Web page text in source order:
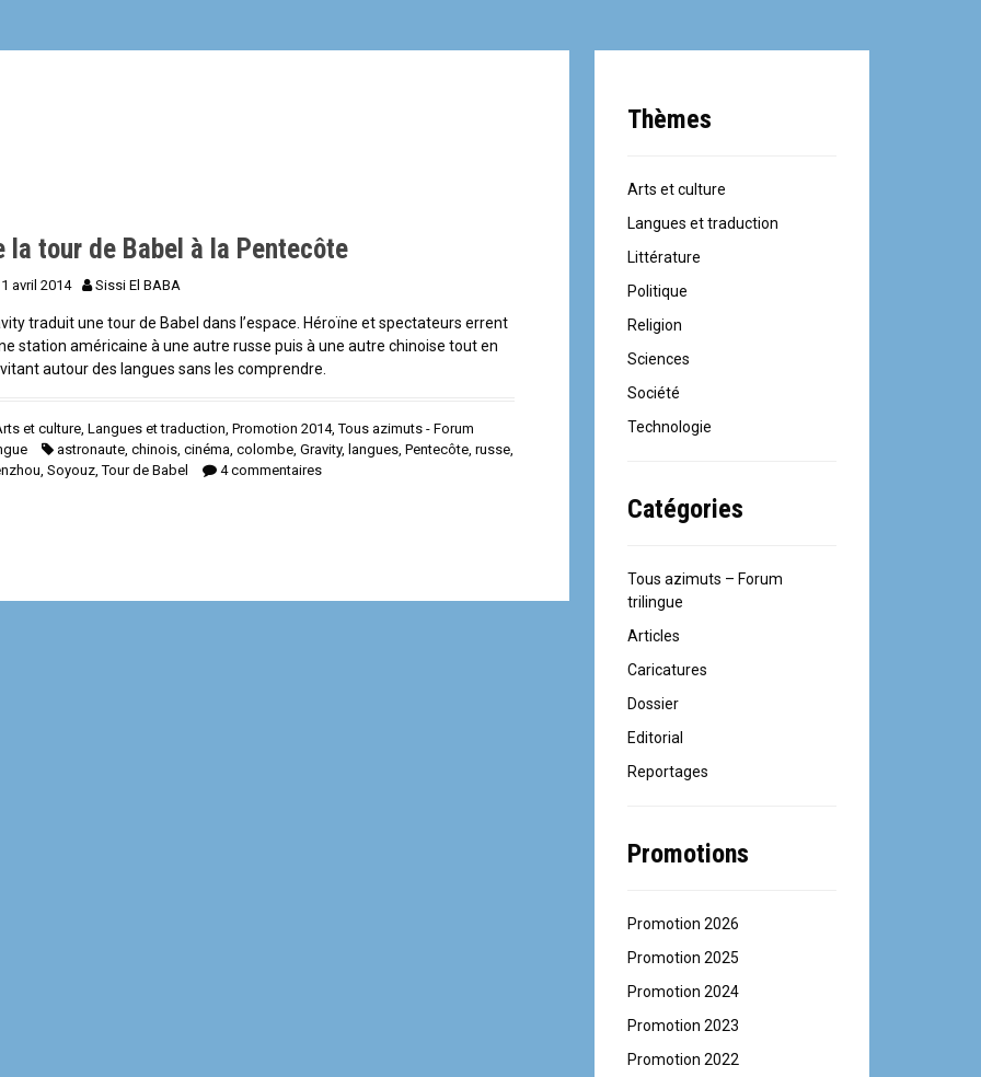
la tour de Babel à la Pentecôte
avril 2014 Sissi El BABA
traduit une tour de Babel dans l’espace. Héroïne et spectateurs errent
station américaine à une autre russe puis à une autre chinoise tout en
autour des langues sans les comprendre.
et culture,Langues et traduction,Promotion 2014,Tous azimuts - Forum
astronaute,chinois,cinéma,colombe,Gravity, langues,Pentecôte,russe,
,Soyouz,Tour de Babel 4 commentaires
Thèmes
Arts et culture
Langues et traduction
Littérature
Politique
Religion
Sciences
Société
Technologie
Catégories
Tous azimuts – Forum
trilingue
Articles
Caricatures
Dossier
Editorial
Reportages
Promotions
Promotion 2026
Promotion 2025
Promotion 2024
Promotion 2023
Promotion 2022